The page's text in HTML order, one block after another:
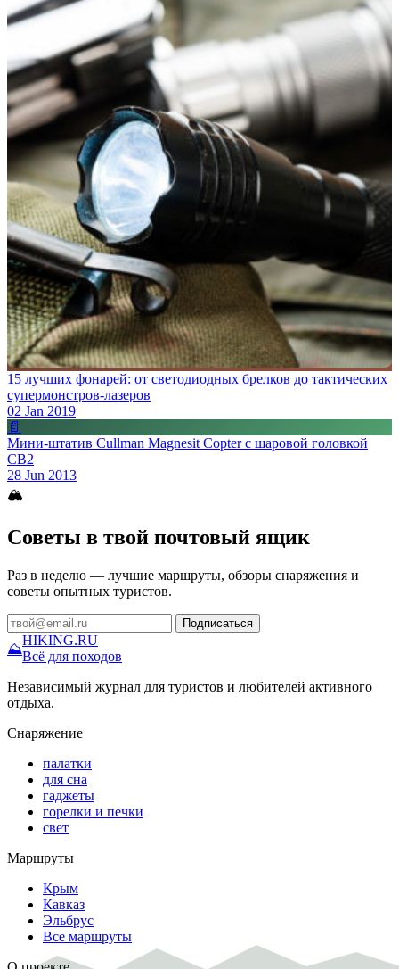
15 лучших фонарей: от светодиодных брелков до тактических
супермонстров-лазеров
02 Jan 2019
📄
Мини-штатив Cullman Magnesit Copter с шаровой головкой
CB2
28 Jun 2013
🏔
Советы в твой почтовый ящик
Раз в неделю — лучшие маршруты, обзоры снаряжения и
советы опытных туристов.
Подписаться
⛰
HIKING.RU
Всё для походов
Независимый журнал для туристов и любителей активного
отдыха.
Снаряжение
палатки
для сна
гаджеты
горелки и печки
свет
Маршруты
Крым
Кавказ
Эльбрус
Все маршруты